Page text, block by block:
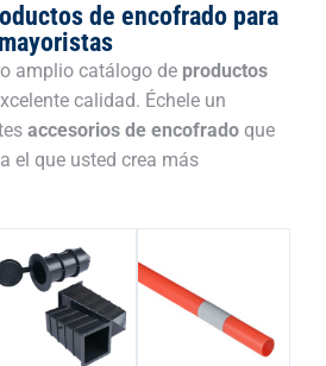
de encofrado para
amplio catálogo de productos
calidad. Échele un
accesorios de encofrado que
el que usted crea más